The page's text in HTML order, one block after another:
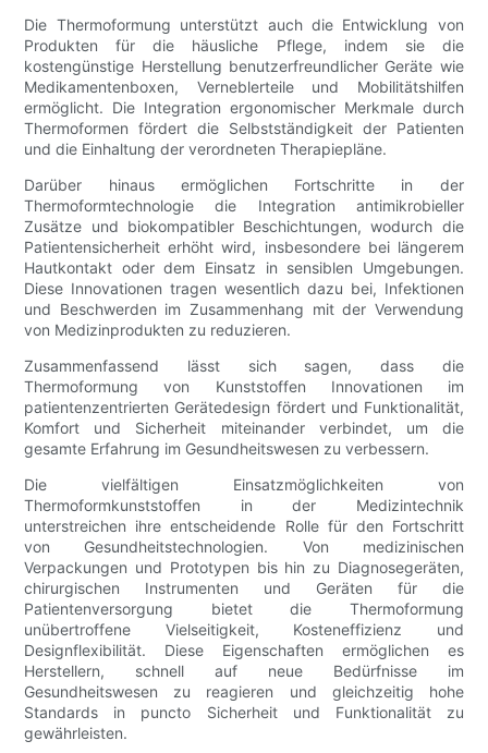
Die Thermoformung unterstützt auch die Entwicklung von
Produkten für die häusliche Pflege, indem sie die
kostengünstige Herstellung benutzerfreundlicher Geräte wie
Medikamentenboxen, Verneblerteile und Mobilitätshilfen
ermöglicht. Die Integration ergonomischer Merkmale durch
Thermoformen fördert die Selbstständigkeit der Patienten
und die Einhaltung der verordneten Therapiepläne.
Darüber hinaus ermöglichen Fortschritte in der
Thermoformtechnologie die Integration antimikrobieller
Zusätze und biokompatibler Beschichtungen, wodurch die
Patientensicherheit erhöht wird, insbesondere bei längerem
Hautkontakt oder dem Einsatz in sensiblen Umgebungen.
Diese Innovationen tragen wesentlich dazu bei, Infektionen
und Beschwerden im Zusammenhang mit der Verwendung
von Medizinprodukten zu reduzieren.
Zusammenfassend lässt sich sagen, dass die
Thermoformung von Kunststoffen Innovationen im
patientenzentrierten Gerätedesign fördert und Funktionalität,
Komfort und Sicherheit miteinander verbindet, um die
gesamte Erfahrung im Gesundheitswesen zu verbessern.
Die vielfältigen Einsatzmöglichkeiten von
Thermoformkunststoffen in der Medizintechnik
unterstreichen ihre entscheidende Rolle für den Fortschritt
von Gesundheitstechnologien. Von medizinischen
Verpackungen und Prototypen bis hin zu Diagnosegeräten,
chirurgischen Instrumenten und Geräten für die
Patientenversorgung bietet die Thermoformung
unübertroffene Vielseitigkeit, Kosteneffizienz und
Designflexibilität. Diese Eigenschaften ermöglichen es
Herstellern, schnell auf neue Bedürfnisse im
Gesundheitswesen zu reagieren und gleichzeitig hohe
Standards in puncto Sicherheit und Funktionalität zu
gewährleisten.